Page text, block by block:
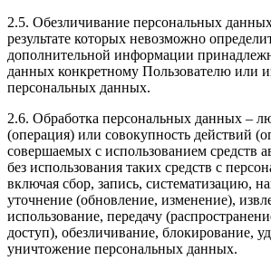
2.5. Обезличивание персональных
результате которых невозможно
дополнительной информации
данных конкретному Пользователю или
персональных данных.
2.6. Обработка персональных данных –
(операция) или совокупность действий
совершаемых с использованием средств
без использования таких средств с
включая сбор, запись, систематизацию,
уточнение (обновление, изменение),
использование, передачу
доступ), обезличивание, блокирование,
уничтожение персональных данных.